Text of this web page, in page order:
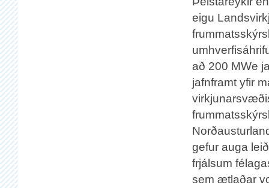
eigu
að 200 MWe
jafnframt yfir
gefur auga
frjálsum
sem ætlaðar